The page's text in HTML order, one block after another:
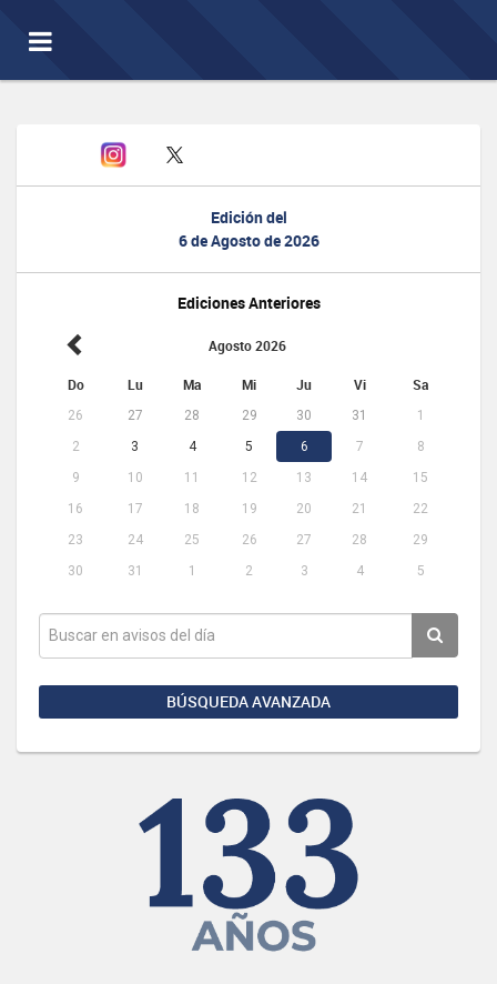
Toggle
navigation
Edición del
6 de Agosto de 2026
Ediciones Anteriores
Agosto 2026
Do Lu Ma Mi Ju Vi Sa
26 27 28 29 30 31
1
2
3 4 5 6 7
8
9
10 11 12 13 14
15
16
17 18 19 20 21
22
23
24 25 26 27 28
29
30
31 1 2 3 4 5
BÚSQUEDA AVANZADA